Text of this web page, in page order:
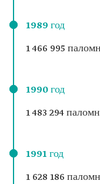
1989 год
1 466 995
1990 год
1 483 294
1991 год
1 628 186